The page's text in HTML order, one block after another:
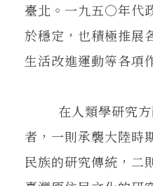
臺北。一九五○年代
於穩定，也積極推展
生活改進運動等各項
在人類學研究方
者，一則承襲大陸時
民族的研究傳統，二